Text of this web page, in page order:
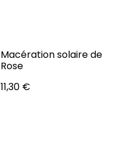
Macération solaire de
Rose
11,30 €